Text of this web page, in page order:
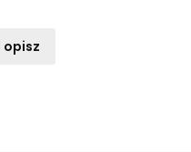
opisz